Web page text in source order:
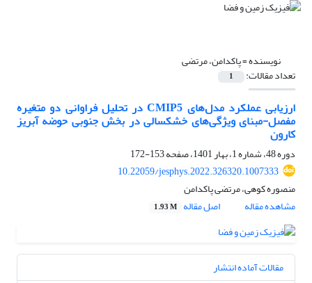
نویسنده =پاکدامن، مرتضی
تعداد مقالات: 1
ارزیابی عملکرد مدل‌های CMIP5 در تحلیل فراوانی دو متغیره
مفصل-مبنای ویژگی‌های خشکسالی در بخش جنوبی حوضه آبریز
کارون
دوره 48، شماره 1، بهار 1401، صفحه
153-172
10.22059/jesphys.2022.326320.1007333
منصوره کوهی، مرتضی پاکدامن
مشاهده مقاله
اصل مقاله 1.93 M
مقالات آماده انتشار